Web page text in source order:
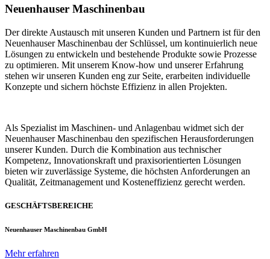
Neuenhauser Maschinenbau
Der direkte Austausch mit unseren Kunden und Partnern ist für den
Neuenhauser Maschinenbau der Schlüssel, um kontinuierlich neue
Lösungen zu entwickeln und bestehende Produkte sowie Prozesse
zu optimieren. Mit unserem Know-how und unserer Erfahrung
stehen wir unseren Kunden eng zur Seite, erarbeiten individuelle
Konzepte und sichern höchste Effizienz in allen Projekten.
Als Spezialist im Maschinen- und Anlagenbau widmet sich der
Neuenhauser Maschinenbau den spezifischen Herausforderungen
unserer Kunden. Durch die Kombination aus technischer
Kompetenz, Innovationskraft und praxisorientierten Lösungen
bieten wir zuverlässige Systeme, die höchsten Anforderungen an
Qualität, Zeitmanagement und Kosteneffizienz gerecht werden.
GESCHÄFTSBEREICHE
Neuenhauser Maschinenbau GmbH
Mehr erfahren